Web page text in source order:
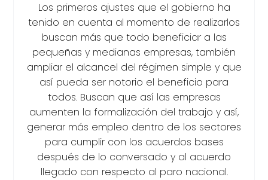
Los primeros ajustes que el gobierno ha
tenido en cuenta al momento de realizarlos
buscan más que todo beneficiar a las
pequeñas y medianas empresas, también
ampliar el alcancel del régimen simple y que
así pueda ser notorio el beneficio para
todos. Buscan que así las empresas
aumenten la formalización del trabajo y así,
generar más empleo dentro de los sectores
para cumplir con los acuerdos bases
después de lo conversado y al acuerdo
llegado con respecto al paro nacional.